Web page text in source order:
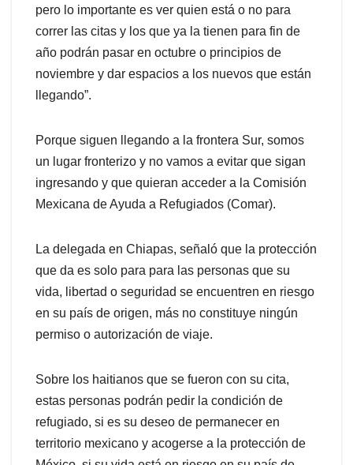
pero lo importante es ver quien está o no para
correr las citas y los que ya la tienen para fin de
año podrán pasar en octubre o principios de
noviembre y dar espacios a los nuevos que están
llegando”.
Porque siguen llegando a la frontera Sur, somos
un lugar fronterizo y no vamos a evitar que sigan
ingresando y que quieran acceder a la Comisión
Mexicana de Ayuda a Refugiados (Comar).
La delegada en Chiapas, señaló que la protección
que da es solo para para las personas que su
vida, libertad o seguridad se encuentren en riesgo
en su país de origen, más no constituye ningún
permiso o autorización de viaje.
Sobre los haitianos que se fueron con su cita,
estas personas podrán pedir la condición de
refugiado, si es su deseo de permanecer en
territorio mexicano y acogerse a la protección de